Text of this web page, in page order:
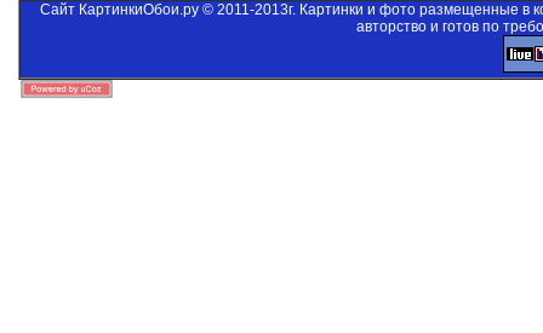
Сайт КартинкиОбои.ру © 2011-2013г. Картинки и фото размещенные в
авторство и готов по